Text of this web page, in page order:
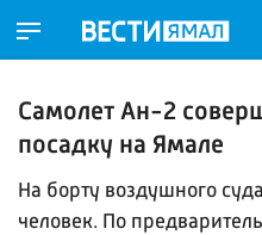
Самолет Ан-2
посадку на Ямале
На борту воздушного
человек. По